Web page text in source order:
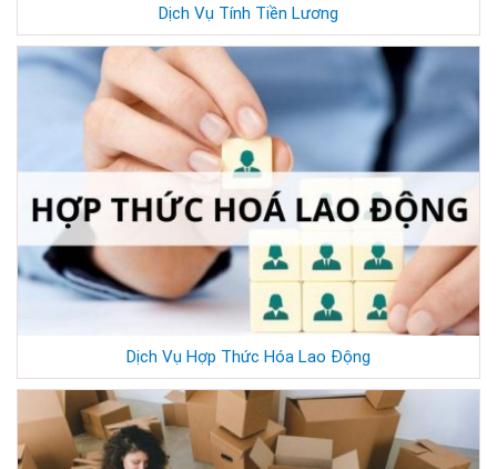
Dịch Vụ Tính Tiền Lương
Dịch Vụ Hợp Thức Hóa Lao Động